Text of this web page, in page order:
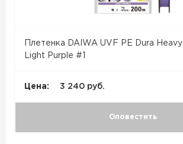
Плетенка DAIWA UVF PE Dura
Light Purple #1
Цена: 3 240 руб.
Оповестить